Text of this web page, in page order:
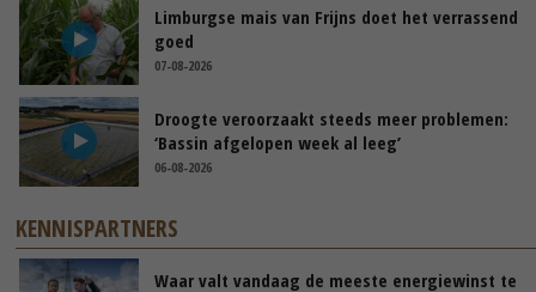
Limburgse mais van Frijns doet het verrassend
goed
07-08-2026
Droogte veroorzaakt steeds meer problemen:
‘Bassin afgelopen week al leeg’
06-08-2026
KENNISPARTNERS
Waar valt vandaag de meeste energiewinst te